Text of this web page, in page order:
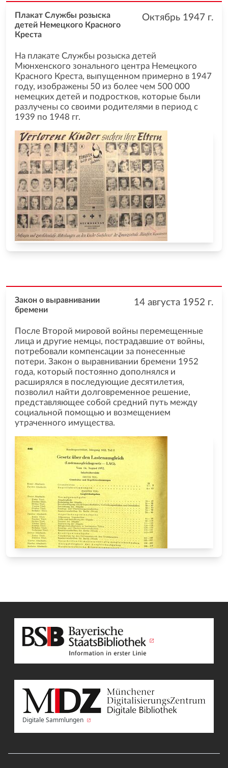
Октябрь 1947 г.
Плакат Службы розыска
детей Немецкого Красного
Креста
На плакате Службы розыска детей
Мюнхенского зонального центра Немецкого
Красного Креста, выпущенном примерно в 1947
году, изображены 50 из более чем 500 000
немецких детей и подростков, которые были
разлучены со своими родителями в период с
1939 по 1948 гг.
14 августа 1952 г.
Закон о выравнивании
бремени
После Второй мировой войны перемещенные
лица и другие немцы, пострадавшие от войны,
потребовали компенсации за понесенные
потери. Закон о выравнивании бремени 1952
года, который постоянно дополнялся и
расширялся в последующие десятилетия,
позволил найти долговременное решение,
представляющее собой средний путь между
социальной помощью и возмещением
утраченного имущества.
Digitale Sammlungen